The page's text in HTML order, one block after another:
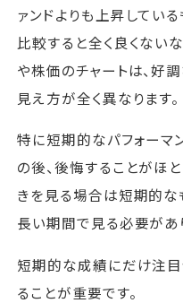
ァンドよりも上昇してい
比較すると全く良くないな
や株価のチャートは、好
見え方が全く異なります。
特に短期的なパフォーマ
の後、後悔することがほ
きを見る場合は短期的
長い期間で見る必要があ
短期的な成績にだけ注
ることが重要です。